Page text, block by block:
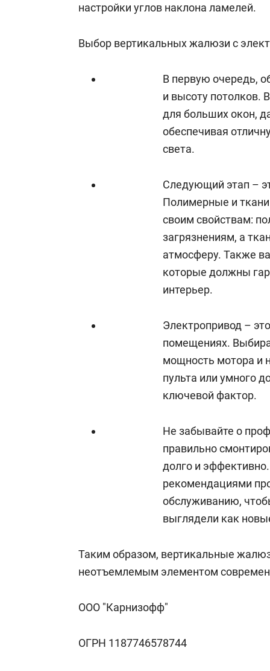
настройки углов наклона ламелей.
Выбор вертикальных жалюзи с
В первую очередь,
и высоту потолков.
для больших окон,
обеспечивая
света.
Следующий этап –
Полимерные и
своим свойствам:
загрязнениям, а
атмосферу. Также
которые должны
интерьер.
Электропривод –
помещениях.
мощность мотора и
пульта или умного
ключевой фактор.
Не забывайте о
правильно
долго и
рекомендациями
обслуживанию,
выглядели как
Таким образом, вертикальные
неотъемлемым элементом
ООО "Карнизофф"
ОГРН 1187746578744